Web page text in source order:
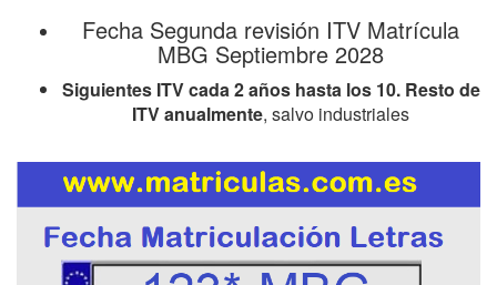
Fecha Segunda revisión ITV Matrícula
MBG Septiembre 2028
Siguientes ITV cada 2 años hasta los 10. Resto de
ITV anualmente, salvo industriales